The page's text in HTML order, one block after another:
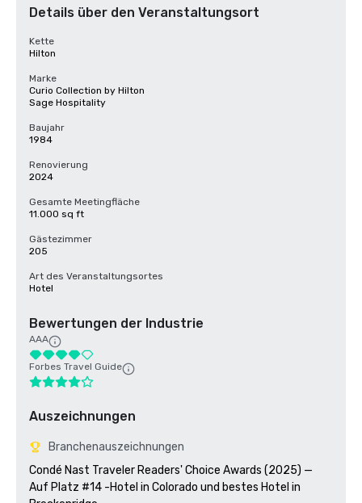
Details über den Veranstaltungsort
Kette
Hilton
Marke
Curio Collection by Hilton
Sage Hospitality
Baujahr
1984
Renovierung
2024
Gesamte Meetingfläche
11.000 sq ft
Gästezimmer
205
Art des Veranstaltungsortes
Hotel
Bewertungen der Industrie
AAA
Forbes Travel Guide
Auszeichnungen
Branchenauszeichnungen
Condé Nast Traveler Readers' Choice Awards (2025) —
Auf Platz #14 -Hotel in Colorado und bestes Hotel in